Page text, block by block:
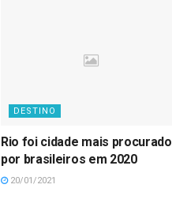
DESTINO
Rio foi cidade mais procurado
por brasileiros em 2020
20/01/2021